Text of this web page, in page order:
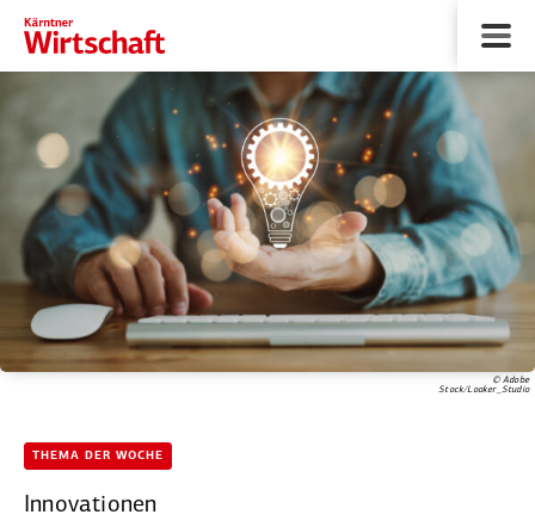
© Adobe
Stock/Looker_Studio
THEMA DER WOCHE
Innovationen